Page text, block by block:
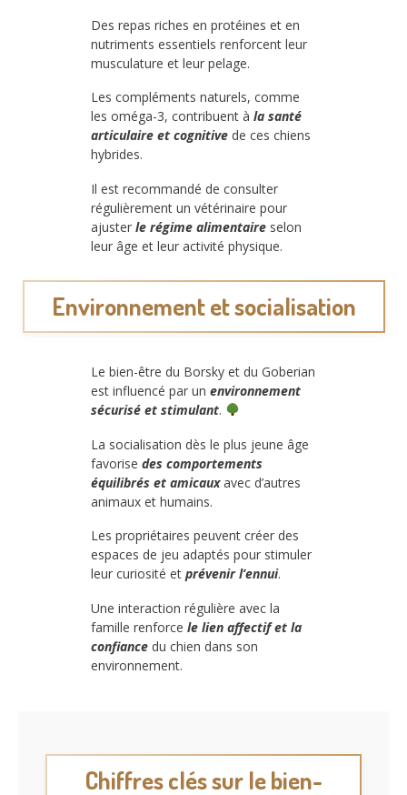
Des repas riches en protéines et en
nutriments essentiels renforcent leur
musculature et leur pelage.
Les compléments naturels, comme
les oméga-3, contribuent à la santé
articulaire et cognitive de ces chiens
hybrides.
Il est recommandé de consulter
régulièrement un vétérinaire pour
ajuster le régime alimentaire selon
leur âge et leur activité physique.
Environnement et socialisation
Le bien-être du Borsky et du Goberian
est influencé par un environnement
sécurisé et stimulant.
La socialisation dès le plus jeune âge
favorise des comportements
équilibrés et amicauxavec d’autres
animaux et humains.
Les propriétaires peuvent créer des
espaces de jeu adaptés pour stimuler
leur curiosité et prévenir l’ennui.
Une interaction régulière avec la
famille renforce le lien affectif et la
confiance du chien dans son
environnement.
Chiffres clés sur le bien-